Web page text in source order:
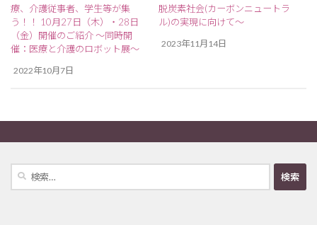
療、介護従事者、学生等が集
う！！ 10月27日（木）・28日
（金）開催のご紹介 ～同時開
催：医療と介護のロボット展～
2022年10月7日
脱炭素社会(カーボンニュートラ
ル)の実現に向けて～
2023年11月14日